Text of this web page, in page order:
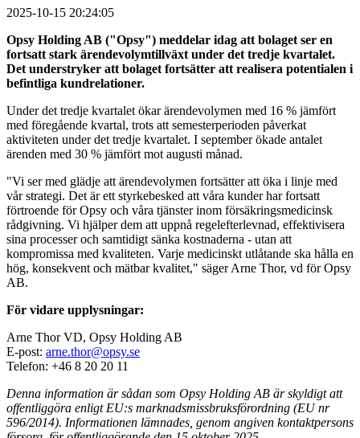
2025-10-15 20:24:05
Opsy Holding AB ("Opsy") meddelar idag att bolaget ser en
fortsatt stark ärendevolymtillväxt under det tredje kvartalet.
Det understryker att bolaget fortsätter att realisera potentialen i
befintliga kundrelationer.
Under det tredje kvartalet ökar ärendevolymen med 16 % jämfört
med föregående kvartal, trots att semesterperioden påverkat
aktiviteten under det tredje kvartalet. I september ökade antalet
ärenden med 30 % jämfört mot augusti månad.
"Vi ser med glädje att ärendevolymen fortsätter att öka i linje med
vår strategi. Det är ett styrkebesked att våra kunder har fortsatt
förtroende för Opsy och våra tjänster inom försäkringsmedicinsk
rådgivning. Vi hjälper dem att uppnå regelefterlevnad, effektivisera
sina processer och samtidigt sänka kostnaderna - utan att
kompromissa med kvaliteten. Varje medicinskt utlåtande ska hålla en
hög, konsekvent och mätbar kvalitet," säger Arne Thor, vd för Opsy
AB.
För vidare upplysningar:
Arne Thor VD, Opsy Holding AB
E-post: arne.thor@opsy.se
Telefon: +46 8 20 20 11
Denna information är sådan som Opsy Holding AB är skyldigt att
offentliggöra enligt EU:s marknadsmissbruksförordning (EU nr
596/2014). Informationen lämnades, genom angiven kontaktpersons